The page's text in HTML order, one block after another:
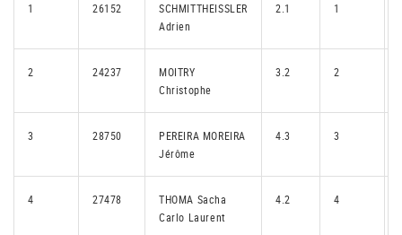
1 26152
SCHMITTHEISSLER
Adrien
2.1 1
2 24237
MOITRY
Christophe
3.2 2
3 28750
PEREIRA MOREIRA
Jérôme
4.3 3
4 27478
THOMA Sacha
Carlo Laurent
4.2 4